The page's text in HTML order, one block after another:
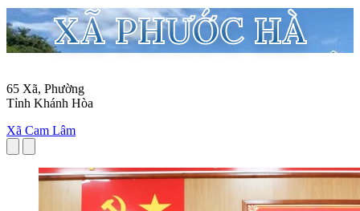
XÃ PHƯỚC HÀ
65 Xã, Phường
Tỉnh Khánh Hòa
Xã Cam Lâm